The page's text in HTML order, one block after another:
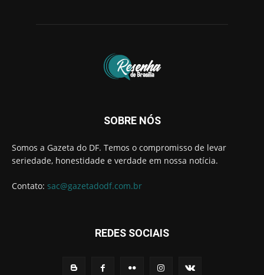
SOBRE NÓS
Somos a Gazeta do DF. Temos o compromisso de levar
seriedade, honestidade e verdade em nossa notícia.
Contato: sac@gazetadodf.com.br
REDES SOCIAIS